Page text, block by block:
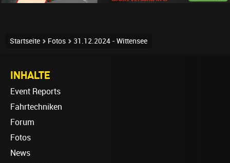
Startseite Fotos 31.12.2024 - Wittensee
INHALTE
Event Reports
Fahrtechniken
Forum
Fotos
News